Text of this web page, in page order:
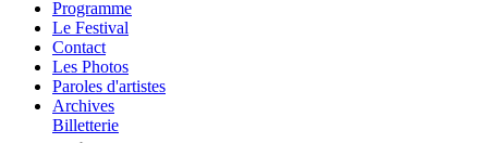
Programme
Le Festival
Contact
Les Photos
Paroles d'artistes
Archives
Billetterie